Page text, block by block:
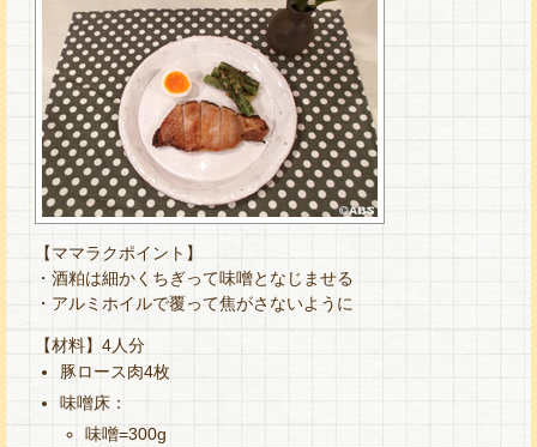
【ママラクポイント】
・酒粕は細かくちぎって味噌となじませる
・アルミホイルで覆って焦がさないように
【材料】4人分
豚ロース肉4枚
味噌床：
味噌=300g